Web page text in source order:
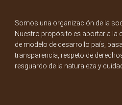
Somos una organización de la
Nuestro propósito es aportar a la
de modelo de desarrollo país,
transparencia, respeto de
resguardo de la naturaleza y